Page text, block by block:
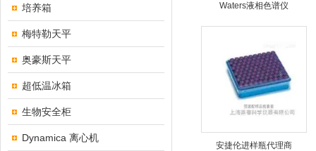
培养箱
梅特勒天平
奥豪斯天平
超低温冰箱
生物安全柜
Dynamica 离心机
Waters液相色谱仪
安捷伦进样瓶代理商